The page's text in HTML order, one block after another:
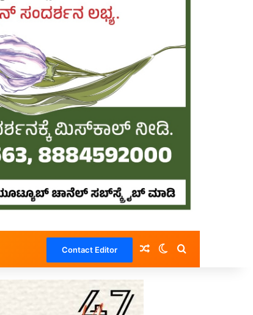
Contact Editor Random Article
Switch skin
Search for